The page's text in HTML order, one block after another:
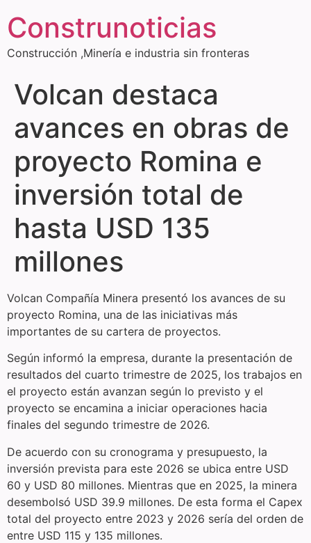
Construnoticias
Construcción ,Minería e industria sin fronteras
Volcan destaca
avances en obras de
proyecto Romina e
inversión total de
hasta USD 135
millones
Volcan Compañía Minera presentó los avances de su
proyecto Romina, una de las iniciativas más
importantes de su cartera de proyectos.
Según informó la empresa, durante la presentación de
resultados del cuarto trimestre de 2025, los trabajos en
el proyecto están avanzan según lo previsto y el
proyecto se encamina a iniciar operaciones hacia
finales del segundo trimestre de 2026.
De acuerdo con su cronograma y presupuesto, la
inversión prevista para este 2026 se ubica entre USD
60 y USD 80 millones. Mientras que en 2025, la minera
desembolsó USD 39.9 millones. De esta forma el Capex
total del proyecto entre 2023 y 2026 sería del orden de
entre USD 115 y 135 millones.